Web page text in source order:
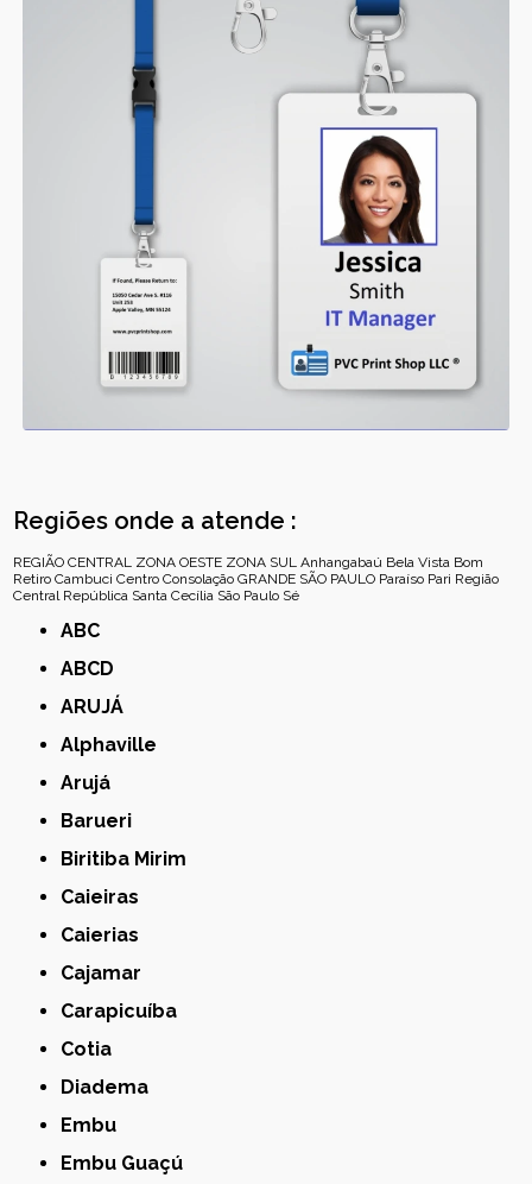
Regiões onde a atende :
REGIÃO CENTRAL ZONA OESTE ZONA SUL Anhangabaú Bela Vista Bom
Retiro Cambuci Centro Consolação GRANDE SÃO PAULO Paraíso Pari Região
Central República Santa Cecília São Paulo Sé
ABC
ABCD
ARUJÁ
Alphaville
Arujá
Barueri
Biritiba Mirim
Caieiras
Caierias
Cajamar
Carapicuíba
Cotia
Diadema
Embu
Embu Guaçú